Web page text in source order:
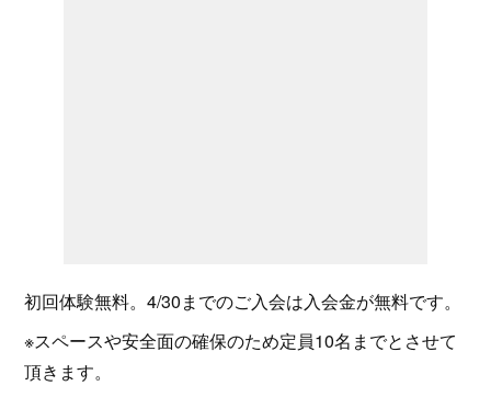
初回体験無料。4/30までのご入会は入会金が無料です。
※スペースや安全面の確保のため定員10名までとさせて
頂きます。